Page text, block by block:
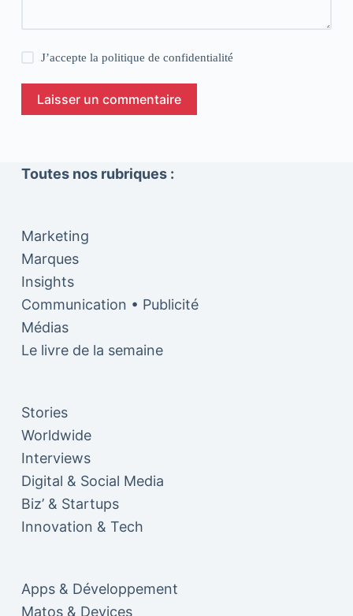
J’accepte lapolitique de confidentialité
Laisser un commentaire
Toutes nos rubriques :
Marketing
Marques
Insights
Communication • Publicité
Médias
Le livre de la semaine
Stories
Worldwide
Interviews
Digital & Social Media
Biz’ & Startups
Innovation & Tech
Apps & Développement
Matos & Devices